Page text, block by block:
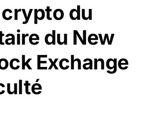
du
du New
Exchange